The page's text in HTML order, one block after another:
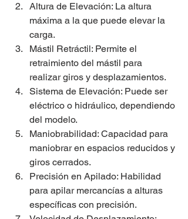
Altura de Elevación: La altura
máxima a la que puede elevar la
carga.
Mástil Retráctil: Permite el
retraimiento del mástil para
realizar giros y desplazamientos.
Sistema de Elevación: Puede ser
eléctrico o hidráulico, dependiendo
del modelo.
Maniobrabilidad: Capacidad para
maniobrar en espacios reducidos y
giros cerrados.
Precisión en Apilado: Habilidad
para apilar mercancías a alturas
específicas con precisión.